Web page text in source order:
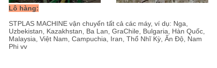
Lô hàng:
STPLAS MACHINE vận chuyển tất cả các máy, ví dụ: Nga,
Uzbekistan, Kazakhstan, Ba Lan, GraChile, Bulgaria, Hàn Quốc,
Malaysia, Việt Nam, Campuchia, Iran, Thổ Nhĩ Kỳ, Ấn Độ, Nam
Phi vv